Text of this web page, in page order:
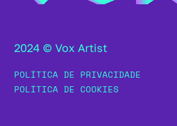
2024 © Vox Artist
POLÍTICA DE PRIVACIDADE
POLÍTICA DE COOKIES